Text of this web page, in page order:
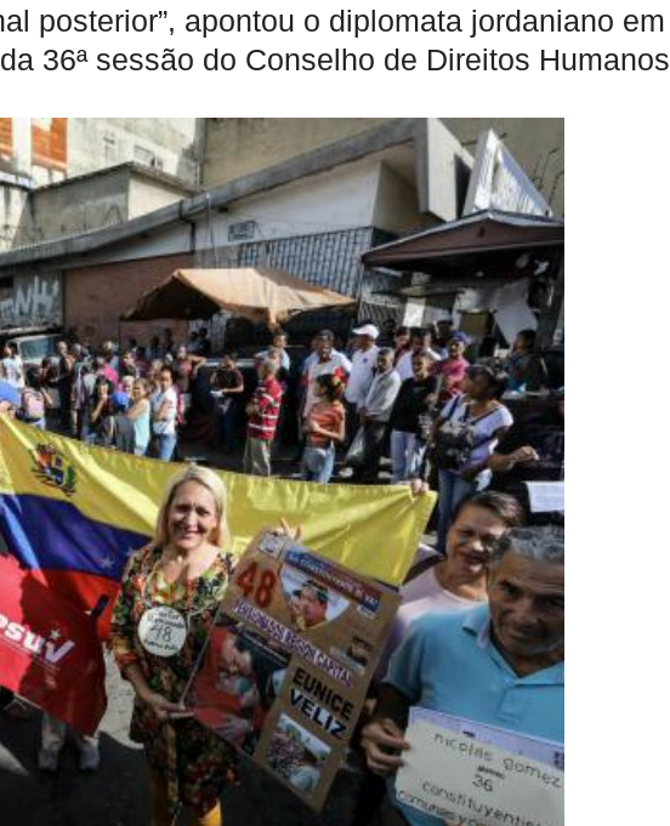
posterior”, apontou o diplomata jordaniano em
36ª sessão do Conselho de Direitos Humanos